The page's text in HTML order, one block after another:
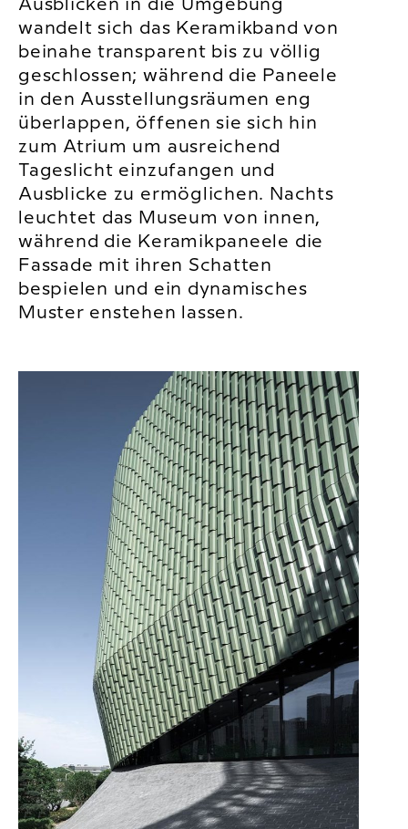
Ausblicken in die Umgebung
wandelt sich das Keramikband von
beinahe transparent bis zu völlig
geschlossen; während die Paneele
in den Ausstellungsräumen eng
überlappen, öffenen sie sich hin
zum Atrium um ausreichend
Tageslicht einzufangen und
Ausblicke zu ermöglichen. Nachts
leuchtet das Museum von innen,
während die Keramikpaneele die
Fassade mit ihren Schatten
bespielen und ein dynamisches
Muster enstehen lassen.